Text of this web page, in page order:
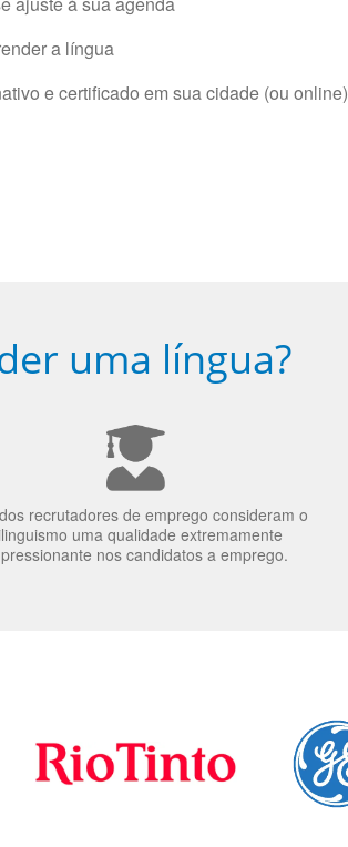
a língua
e certificado em sua cidade (ou online)
uma língua?
recrutadores de emprego consideram o
uma qualidade extremamente
nos candidatos a emprego.